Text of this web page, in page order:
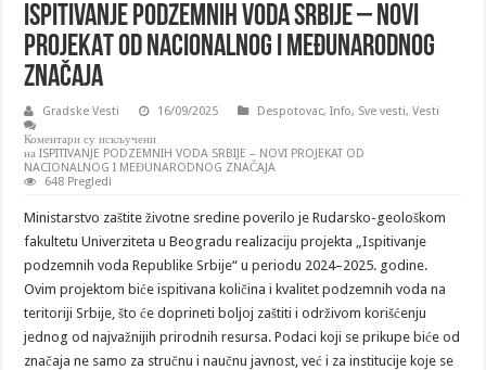
ISPITIVANJE PODZEMNIH VODA SRBIJE – NOVI
PROJEKAT OD NACIONALNOG I MEĐUNARODNOG
ZNAČAJA
Gradske Vesti 16/09/2025 Despotovac,Info, Sve vesti,Vesti
Коментари су искључени
на ISPITIVANJE PODZEMNIH VODA SRBIJE – NOVI PROJEKAT OD
NACIONALNOG I MEĐUNARODNOG ZNAČAJA
648 Pregledi
Ministarstvo zaštite životne sredine poverilo je Rudarsko-geološkom
fakultetu Univerziteta u Beogradu realizaciju projekta „Ispitivanje
podzemnih voda Republike Srbije“ u periodu 2024–2025. godine.
Ovim projektom biće ispitivana količina i kvalitet podzemnih voda na
teritoriji Srbije, što će doprineti boljoj zaštiti i održivom korišćenju
jednog od najvažnijih prirodnih resursa. Podaci koji se prikupe biće od
značaja ne samo za stručnu i naučnu javnost, već i za institucije koje se